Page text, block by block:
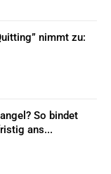
nimmt zu:
So bindet
ans...